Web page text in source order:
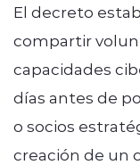
El decreto
compartir
capacidades
días antes de
o socios
creación de un